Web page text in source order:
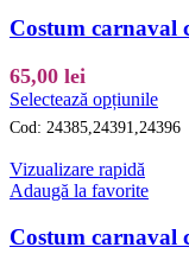
pot
în
Costum carnaval
65,00 lei
Selectează opțiunileAcest
pot
Cod: 24385,24391,24396
Vizualizare rapidă
Adaugă la favorite
Costum carnaval